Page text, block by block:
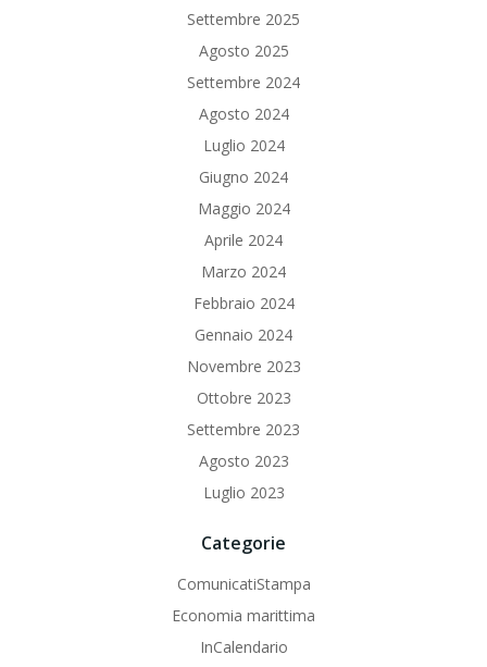
Settembre 2025
Agosto 2025
Settembre 2024
Agosto 2024
Luglio 2024
Giugno 2024
Maggio 2024
Aprile 2024
Marzo 2024
Febbraio 2024
Gennaio 2024
Novembre 2023
Ottobre 2023
Settembre 2023
Agosto 2023
Luglio 2023
Categorie
ComunicatiStampa
Economia marittima
InCalendario